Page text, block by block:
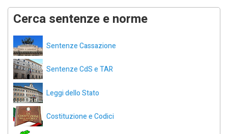
Cerca sentenze e norme
Sentenze Cassazione
Sentenze CdS e TAR
Leggi dello Stato
Costituzione e Codici